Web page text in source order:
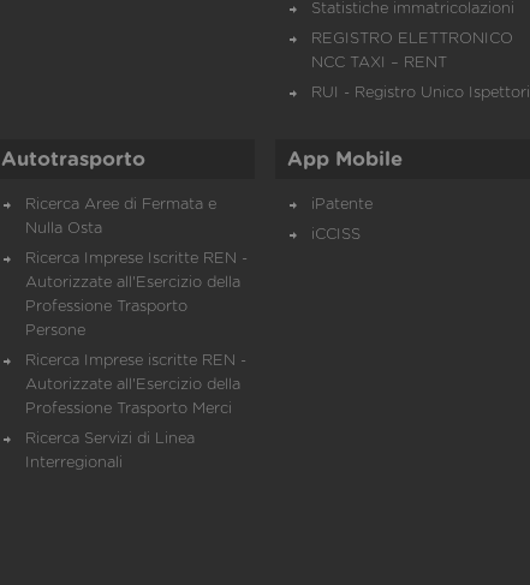
Statistiche immatricolazioni
REGISTRO ELETTRONICO
NCC TAXI – RENT
RUI - Registro Unico Ispettori
Autotrasporto
Ricerca Aree di Fermata e
Nulla Osta
Ricerca Imprese Iscritte REN -
Autorizzate all'Esercizio della
Professione Trasporto
Persone
Ricerca Imprese iscritte REN -
Autorizzate all'Esercizio della
Professione Trasporto Merci
Ricerca Servizi di Linea
Interregionali
App Mobile
iPatente
iCCISS